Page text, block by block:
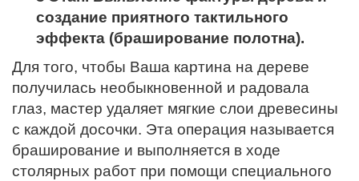
создание приятного тактильного
эффекта (браширование полотна).
Для того, чтобы Ваша картина на дереве
получилась необыкновенной и радовала
глаз, мастер удаляет мягкие слои древесины
с каждой досочки. Эта операция называется
браширование и выполняется в ходе
столярных работ при помощи специального